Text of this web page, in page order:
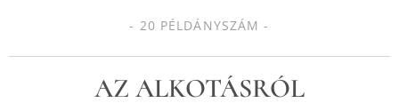
- 20 PÉLDÁNYSZÁM -
AZ ALKOTÁSRÓL